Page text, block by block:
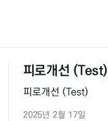
피로개선 (Test)
피로개선 (Test)
2025년 2월 17일